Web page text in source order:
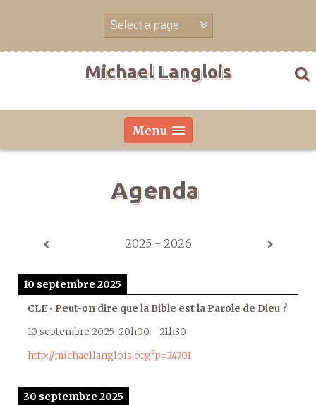
Michael Langlois
Menu
Agenda
2025 - 2026
10 septembre 2025
CLE • Peut-on dire que la Bible est la Parole de Dieu ?
10 septembre 2025 20h00 - 21h30
http://michaellanglois.org?p=24701
30 septembre 2025